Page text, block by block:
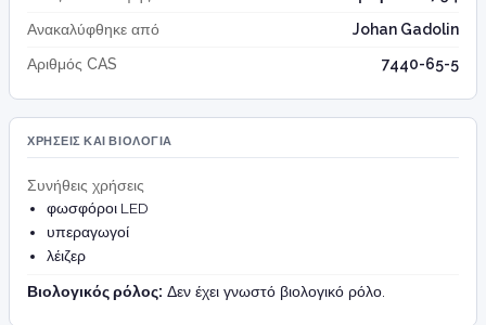
Ανακαλύφθηκε από
Johan Gadolin
Αριθμός CAS
7440-65-5
ΧΡΉΣΕΙΣ ΚΑΙ ΒΙΟΛΟΓΊΑ
Συνήθεις χρήσεις
φωσφόροι LED
υπεραγωγοί
λέιζερ
Βιολογικός ρόλος: Δεν έχει γνωστό βιολογικό ρόλο.